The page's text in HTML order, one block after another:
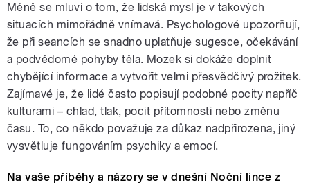
Méně se mluví o tom, že lidská mysl je v takových
situacích mimořádně vnímavá. Psychologové upozorňují,
že při seancích se snadno uplatňuje sugesce, očekávání
a podvědomé pohyby těla. Mozek si dokáže doplnit
chybějící informace a vytvořit velmi přesvědčivý prožitek.
Zajímavé je, že lidé často popisují podobné pocity napříč
kulturami – chlad, tlak, pocit přítomnosti nebo změnu
času. To, co někdo považuje za důkaz nadpřirozena, jiný
vysvětluje fungováním psychiky a emocí.
Na vaše příběhy a názory se v dnešní Noční lince z